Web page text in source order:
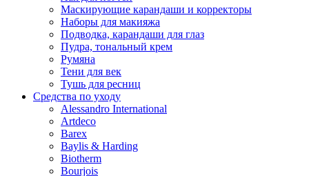
Маскирующие карандаши и корректоры
Наборы для макияжа
Подводка, карандаши для глаз
Пудра, тональный крем
Румяна
Тени для век
Тушь для ресниц
Средства по уходу
Alessandro International
Artdeco
Barex
Baylis & Harding
Biotherm
Bourjois